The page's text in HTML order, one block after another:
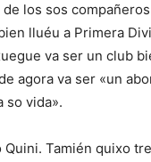
los sos
lluéu a Primera
va ser un club
agora va ser «un
so vida».
Tamién quixo